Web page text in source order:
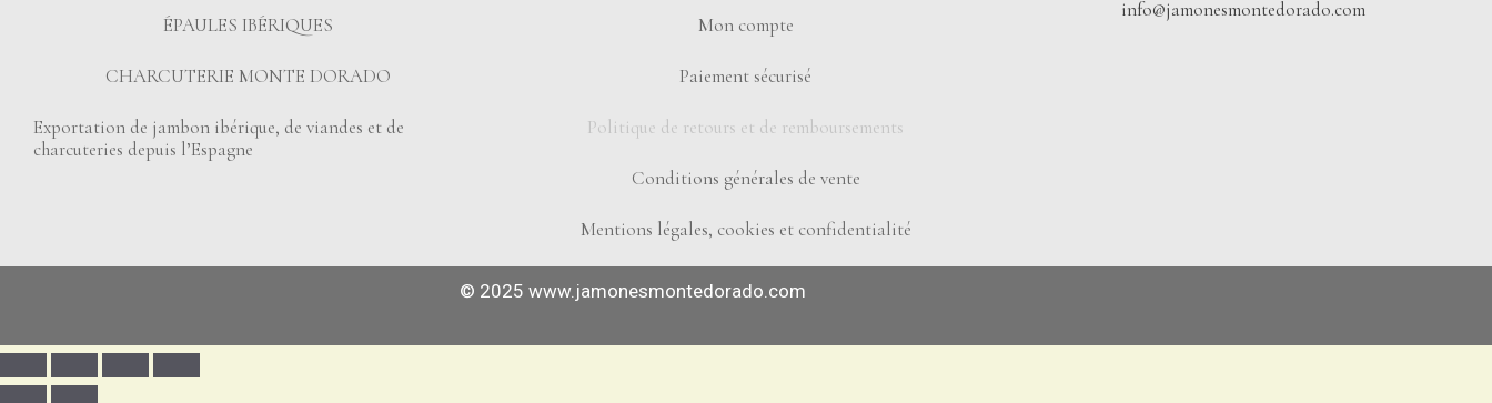
ÉPAULES IBÉRIQUES
CHARCUTERIE MONTE DORADO
Exportation de jambon ibérique, de viandes et de
charcuteries depuis l’Espagne
Mon compte
Paiement sécurisé
Politique de retours et de remboursements
Conditions générales de vente
Mentions légales, cookies et confidentialité
info@jamonesmontedorado.com
© 2025 www.jamonesmontedorado.com